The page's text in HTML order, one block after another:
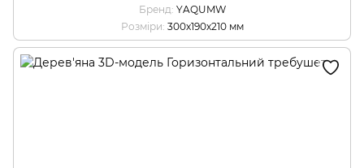
Бренд YAQUMW
Розміри 300х190х210 мм